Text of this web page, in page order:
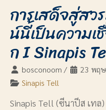
การเสด็จสู่สว
น์นี้เป็นความ
ก I Sinapis
bosconoom / 23 พฤ
Sinapis Tell
Sinapis Tell (ซีนาปีส เทล)